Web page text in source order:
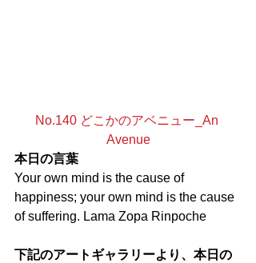
No.140 どこかのアベニュー_An
Avenue
本日の言葉
Your own mind is the cause of
happiness; your own mind is the cause
of suffering. Lama Zopa Rinpoche
下記のアートギャラリーより、本日の